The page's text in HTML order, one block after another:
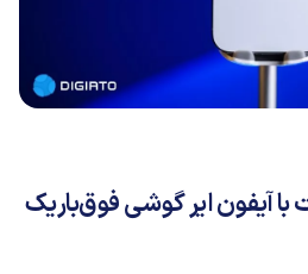
با آیفون ایر گوشی فوق‌باریک